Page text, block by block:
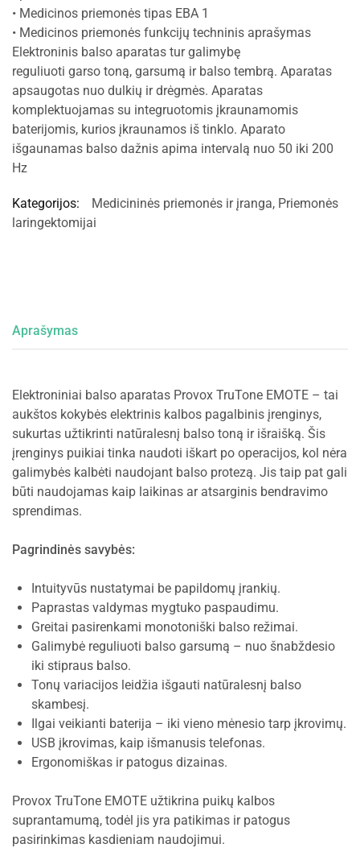
• Medicinos priemonės tipas EBA 1
• Medicinos priemonės funkcijų techninis aprašymas
Elektroninis balso aparatas tur galimybę
reguliuoti garso toną, garsumą ir balso tembrą. Aparatas
apsaugotas nuo dulkių ir drėgmės. Aparatas
komplektuojamas su integruotomis įkraunamomis
baterijomis, kurios įkraunamos iš tinklo. Aparato
išgaunamas balso dažnis apima intervalą nuo 50 iki 200
Hz
Kategorijos: Medicininės priemonės ir įranga, Priemonės
laringektomijai
Aprašymas
Elektroniniai balso aparatas Provox TruTone EMOTE – tai
aukštos kokybės elektrinis kalbos pagalbinis įrenginys,
sukurtas užtikrinti natūralesnį balso toną ir išraišką. Šis
įrenginys puikiai tinka naudoti iškart po operacijos, kol nėra
galimybės kalbėti naudojant balso protezą. Jis taip pat gali
būti naudojamas kaip laikinas ar atsarginis bendravimo
sprendimas.
Pagrindinės savybės:
Intuityvūs nustatymai be papildomų įrankių.
Paprastas valdymas mygtuko paspaudimu.
Greitai pasirenkami monotoniški balso režimai.
Galimybė reguliuoti balso garsumą – nuo šnabždesio
iki stipraus balso.
Tonų variacijos leidžia išgauti natūralesnį balso
skambesį.
Ilgai veikianti baterija – iki vieno mėnesio tarp įkrovimų.
USB įkrovimas, kaip išmanusis telefonas.
Ergonomiškas ir patogus dizainas.
Provox TruTone EMOTE užtikrina puikų kalbos
suprantamumą, todėl jis yra patikimas ir patogus
pasirinkimas kasdieniam naudojimui.